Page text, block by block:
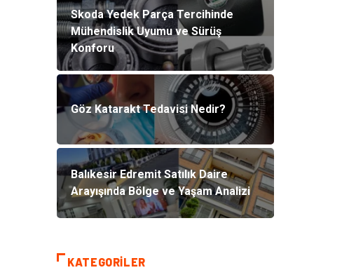
Skoda Yedek Parça Tercihinde
Mühendislik Uyumu ve Sürüş
Konforu
Göz Katarakt Tedavisi Nedir?
Balıkesir Edremit Satılık Daire
Arayışında Bölge ve Yaşam Analizi
KATEGORILER